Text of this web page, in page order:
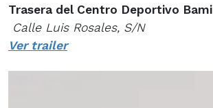
Trasera del Centro Deportivo Bami
Calle Luis Rosales, S/N
Ver trailer